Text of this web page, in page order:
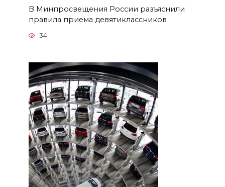
В Минпросвещения России разъяснили
правила приема девятиклассников
34